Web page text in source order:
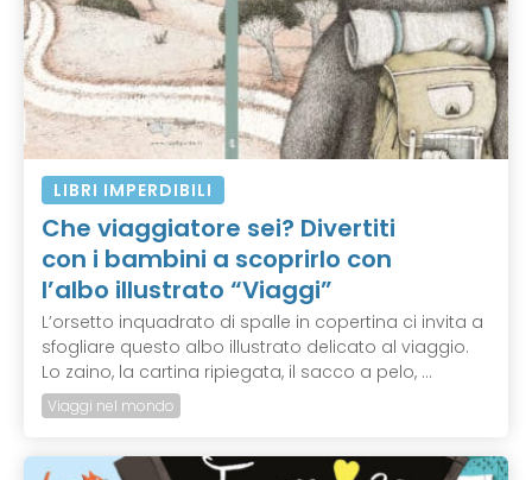
LIBRI IMPERDIBILI
Che viaggiatore sei? Divertiti
con i bambini a scoprirlo con
l’albo illustrato “Viaggi”
L’orsetto inquadrato di spalle in copertina ci invita a
sfogliare questo albo illustrato delicato al viaggio.
Lo zaino, la cartina ripiegata, il sacco a pelo, ...
Viaggi nel mondo